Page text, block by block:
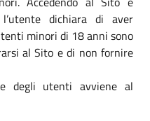
dichiara di aver
minori di 18 anni sono
al Sito e di non fornire
degli utenti avviene al